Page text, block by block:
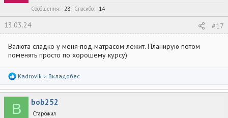
Сообщения
28 Спасибо 14
13.03.24 #17
Валюта сладко у меня под матрасом лежит. Планирую потом
поменять просто по хорошему курсу)
Р
а
к
ц
и
Kadrovik и Вкладобес
B bob252
Старожил